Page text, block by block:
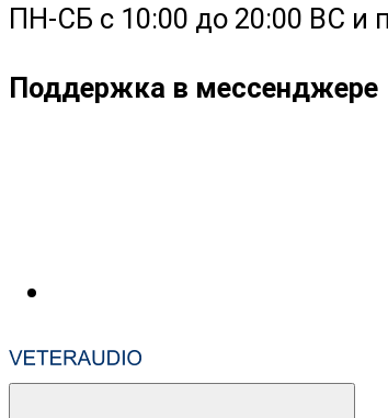
ПН-СБ с 10:00 до 20:00 ВС и
Поддержка в мессенджере